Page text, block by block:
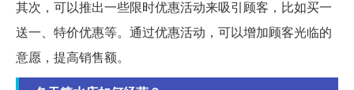
其次，可以推出一些限时优惠活动来吸引顾客，比如买一
送一、特价优惠等。通过优惠活动，可以增加顾客光临的
意愿，提高销售额。